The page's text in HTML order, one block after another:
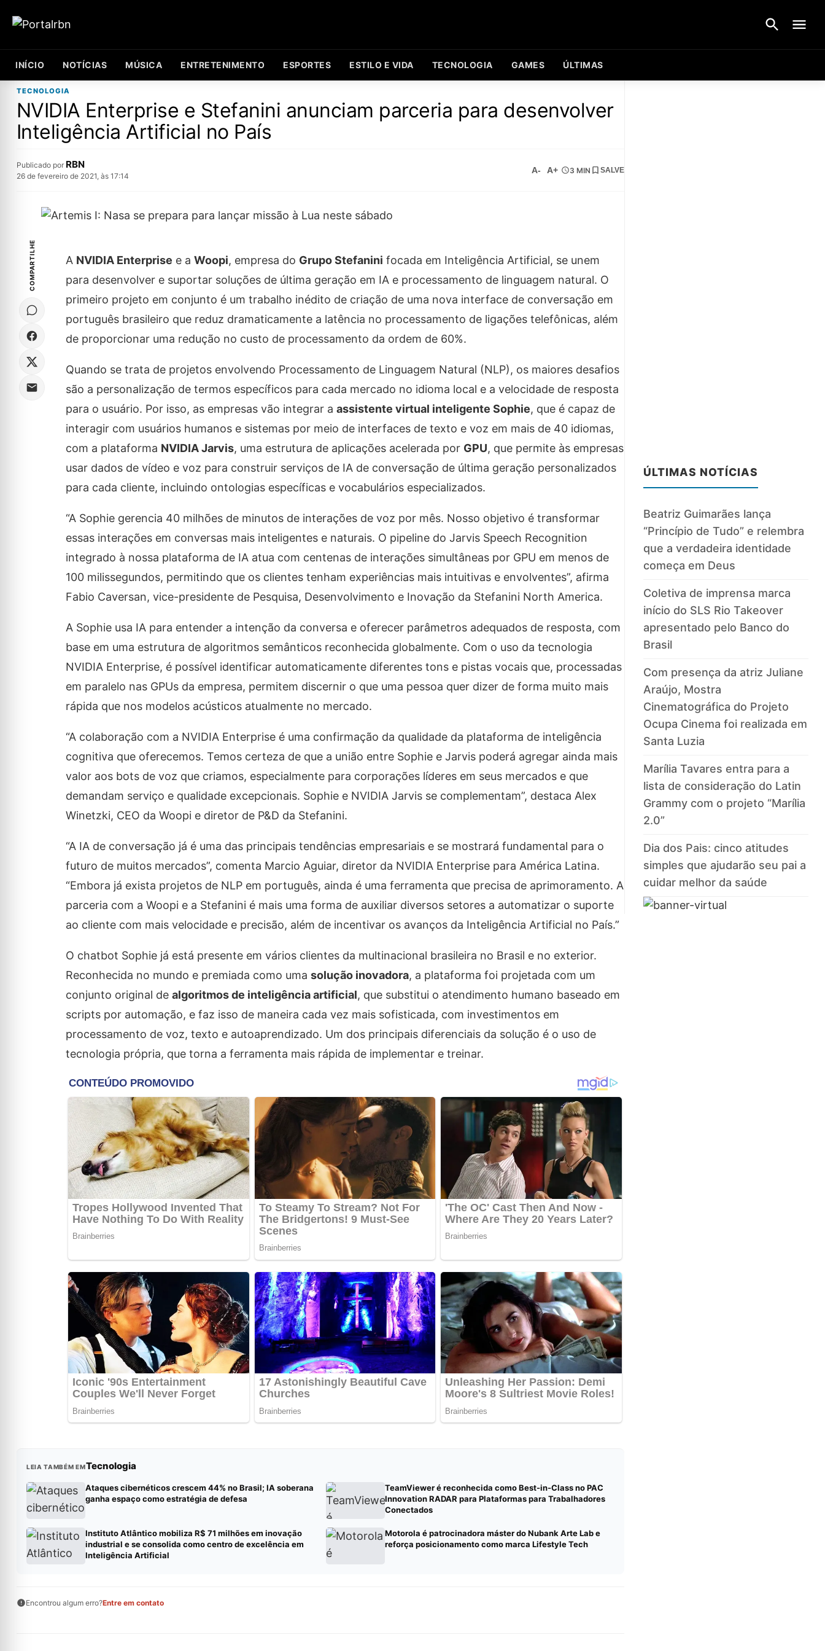
INÍCIO NOTÍCIAS MÚSICA ENTRETENIMENTO ESPORTES ESTILO E VIDA TECNOLOGIA GAMES ÚLTIMAS
TECNOLOGIA
NVIDIA Enterprise e Stefanini anunciam parceria para desenvolver
Inteligência Artificial no País
Publicado por RBN
26 de fevereiro de 2021, às 17:14
A- A+ 3 MIN SALVE
COMPARTILHE A NVIDIA Enterprise e a Woopi, empresa do Grupo Stefanini focada em Inteligência Artificial, se unem
para desenvolver e suportar soluções de última geração em IA e processamento de linguagem natural. O
primeiro projeto em conjunto é um trabalho inédito de criação de uma nova interface de conversação em
português brasileiro que reduz dramaticamente a latência no processamento de ligações telefônicas, além
de proporcionar uma redução no custo de processamento da ordem de 60%.
Quando se trata de projetos envolvendo Processamento de Linguagem Natural (NLP), os maiores desafios
são a personalização de termos específicos para cada mercado no idioma local e a velocidade de resposta
para o usuário. Por isso, as empresas vão integrar a assistente virtual inteligente Sophie, que é capaz de
interagir com usuários humanos e sistemas por meio de interfaces de texto e voz em mais de 40 idiomas,
com a plataforma NVIDIA Jarvis, uma estrutura de aplicações acelerada por GPU, que permite às empresas
usar dados de vídeo e voz para construir serviços de IA de conversação de última geração personalizados
para cada cliente, incluindo ontologias específicas e vocabulários especializados.
“A Sophie gerencia 40 milhões de minutos de interações de voz por mês. Nosso objetivo é transformar
essas interações em conversas mais inteligentes e naturais. O pipeline do Jarvis Speech Recognition
integrado à nossa plataforma de IA atua com centenas de interações simultâneas por GPU em menos de
100 milissegundos, permitindo que os clientes tenham experiências mais intuitivas e envolventes”, afirma
Fabio Caversan, vice-presidente de Pesquisa, Desenvolvimento e Inovação da Stefanini North America.
A Sophie usa IA para entender a intenção da conversa e oferecer parâmetros adequados de resposta, com
base em uma estrutura de algoritmos semânticos reconhecida globalmente. Com o uso da tecnologia
NVIDIA Enterprise, é possível identificar automaticamente diferentes tons e pistas vocais que, processadas
em paralelo nas GPUs da empresa, permitem discernir o que uma pessoa quer dizer de forma muito mais
rápida que nos modelos acústicos atualmente no mercado.
“A colaboração com a NVIDIA Enterprise é uma confirmação da qualidade da plataforma de inteligência
cognitiva que oferecemos. Temos certeza de que a união entre Sophie e Jarvis poderá agregar ainda mais
valor aos bots de voz que criamos, especialmente para corporações líderes em seus mercados e que
demandam serviço e qualidade excepcionais. Sophie e NVIDIA Jarvis se complementam”, destaca Alex
Winetzki, CEO da Woopi e diretor de P&D da Stefanini.
“A IA de conversação já é uma das principais tendências empresariais e se mostrará fundamental para o
futuro de muitos mercados”, comenta Marcio Aguiar, diretor da NVIDIA Enterprise para América Latina.
“Embora já exista projetos de NLP em português, ainda é uma ferramenta que precisa de aprimoramento. A
parceria com a Woopi e a Stefanini é mais uma forma de auxiliar diversos setores a automatizar o suporte
ao cliente com mais velocidade e precisão, além de incentivar os avanços da Inteligência Artificial no País.”
O chatbot Sophie já está presente em vários clientes da multinacional brasileira no Brasil e no exterior.
Reconhecida no mundo e premiada como uma solução inovadora, a plataforma foi projetada com um
conjunto original de algoritmos de inteligência artificial, que substitui o atendimento humano baseado em
scripts por automação, e faz isso de maneira cada vez mais sofisticada, com investimentos em
processamento de voz, texto e autoaprendizado. Um dos principais diferenciais da solução é o uso de
tecnologia própria, que torna a ferramenta mais rápida de implementar e treinar.
LEIA TAMBÉM EMTecnologia
Ataques cibernéticos crescem 44% no Brasil; IA soberana
ganha espaço como estratégia de defesa
TeamViewer é reconhecida como Best-in-Class no PAC
Innovation RADAR para Plataformas para Trabalhadores
Conectados
Instituto Atlântico mobiliza R$ 71 milhões em inovação
industrial e se consolida como centro de excelência em
Inteligência Artificial
Motorola é patrocinadora máster do Nubank Arte Lab e
reforça posicionamento como marca Lifestyle Tech
Encontrou algum erro?Entre em contato
ÚLTIMAS NOTÍCIAS
Beatriz Guimarães lança
“Princípio de Tudo” e relembra
que a verdadeira identidade
começa em Deus
Coletiva de imprensa marca
início do SLS Rio Takeover
apresentado pelo Banco do
Brasil
Com presença da atriz Juliane
Araújo, Mostra
Cinematográfica do Projeto
Ocupa Cinema foi realizada em
Santa Luzia
Marília Tavares entra para a
lista de consideração do Latin
Grammy com o projeto “Marília
2.0”
Dia dos Pais: cinco atitudes
simples que ajudarão seu pai a
cuidar melhor da saúde